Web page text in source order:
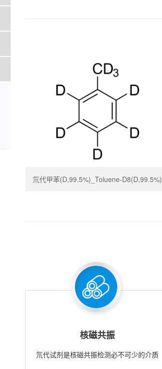
氘代甲苯(D,99.5%)_Toluene-D8(D,99.5%)
核磁共振
氘代试剂是核磁共振检测必不可少的介质